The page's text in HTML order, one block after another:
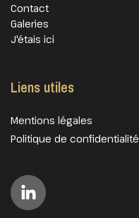
Contact
Galeries
J'étais ici
Liens utiles
Mentions légales
Politique de confidentialité